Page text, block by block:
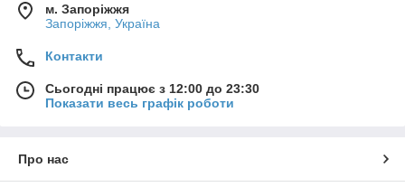
м. Запоріжжя
Запоріжжя, Україна
Контакти
Сьогодні працює з 12:00 до 23:30
Показати весь графік роботи
Про нас